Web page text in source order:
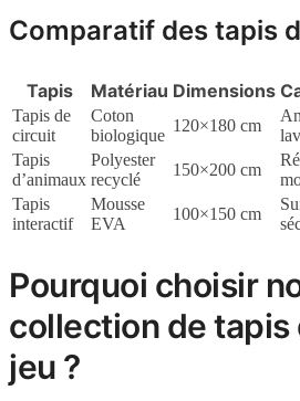
Comparatif des tapis
Tapis Matériau Dimensions
Tapis de
circuit
Coton
biologique
120×180 cm
Tapis
d’animaux
Polyester
recyclé
150×200 cm
Tapis
interactif
Mousse
EVA
100×150 cm
Pourquoi choisir
collection de tapis
jeu ?